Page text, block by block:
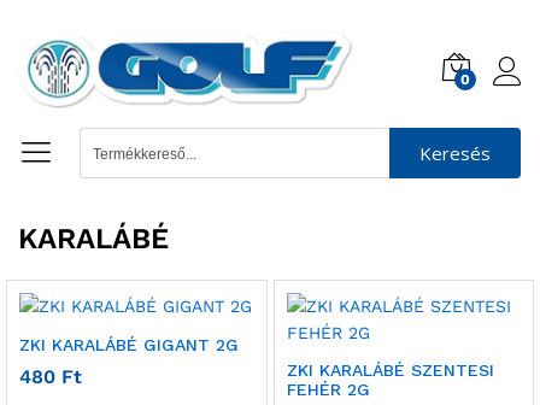
0
Keresés
KARALÁBÉ
ZKI KARALÁBÉ GIGANT 2G
480 Ft
ZKI KARALÁBÉ SZENTESI
FEHÉR 2G